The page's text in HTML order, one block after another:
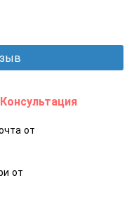
Консультация